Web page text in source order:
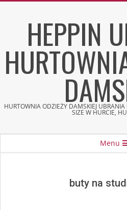
HEPPIN
HURTOWNIA ODZIEŻY DAMSKIEJ
SIZE W HURCIE,
Menu
buty na